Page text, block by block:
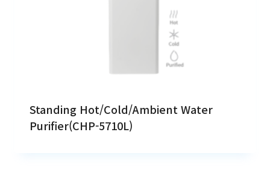
Standing Hot/Cold/Ambient Water
Purifier(CHP-5710L)